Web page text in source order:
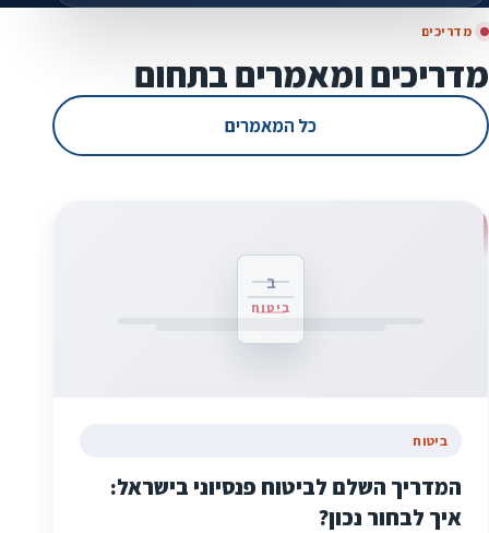
מדריכים
מדריכים ומאמרים בתחום
כל המאמרים
ב
ביטוח
ביטוח
המדריך השלם לביטוח פנסיוני בישראל:
איך לבחור נכון?